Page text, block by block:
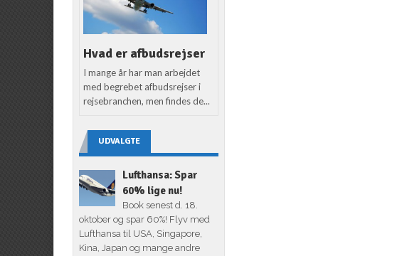
Hvad er afbudsrejser
I mange år har man arbejdet
med begrebet afbudsrejser i
rejsebranchen, men findes de...
UDVALGTE
Lufthansa: Spar
60% lige nu!
Book senest d. 18.
oktober og spar 60%! Flyv med
Lufthansa til USA, Singapore,
Kina, Japan og mange andre